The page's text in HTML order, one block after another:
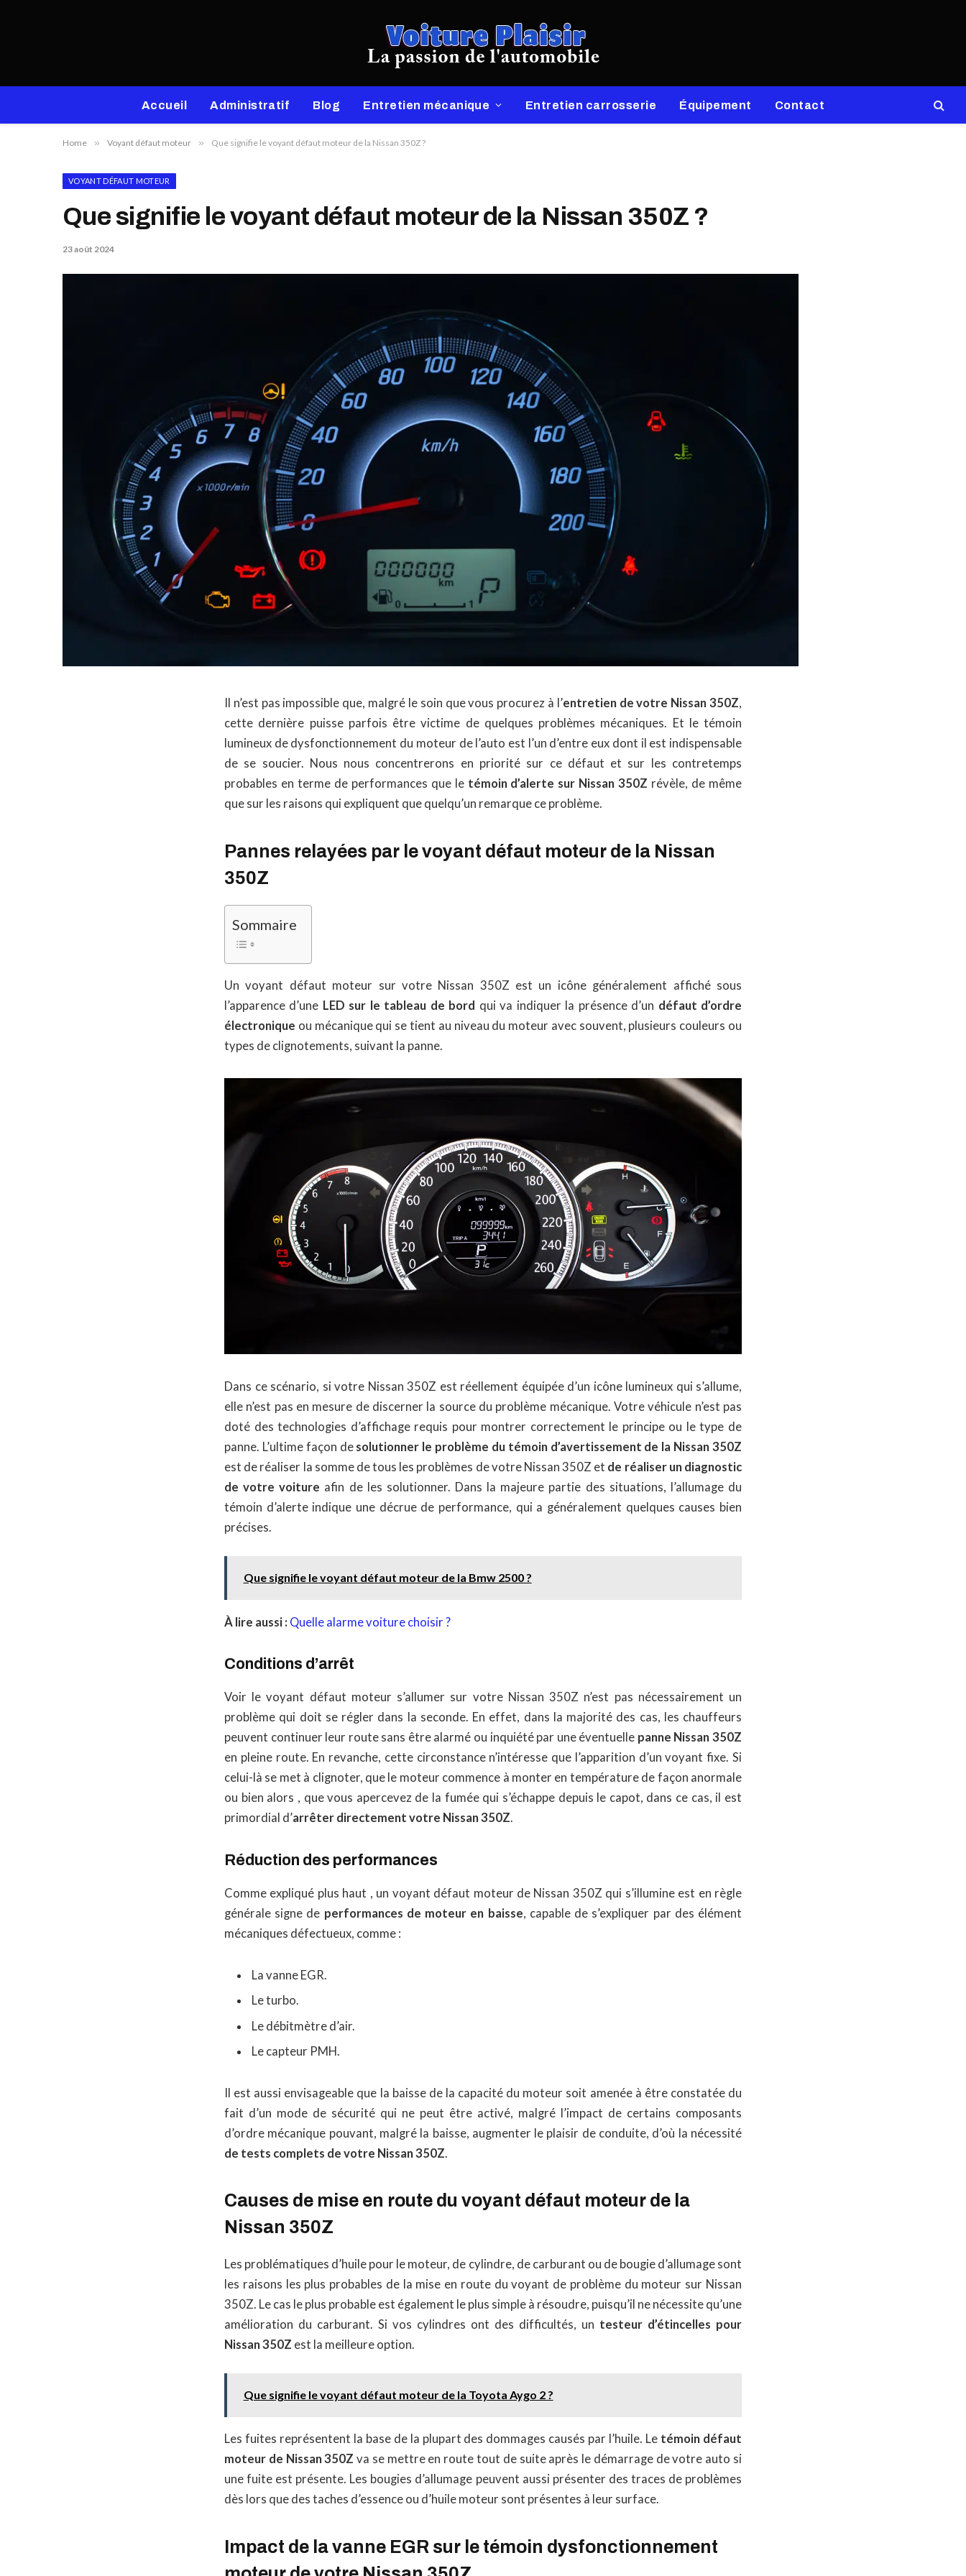
Accueil Administratif Blog Entretien mécanique Entretien carrosserie Équipement Contact
Home » Voyant défaut moteur » Que signifie le voyant défaut moteur de la Nissan 350Z ?
VOYANT DÉFAUT MOTEUR
Que signifie le voyant défaut moteur de la Nissan 350Z ?
23 août 2024
Il n’est pas impossible que, malgré le soin que vous procurez à l’entretien de votre Nissan 350Z,
cette dernière puisse parfois être victime de quelques problèmes mécaniques. Et le témoin
lumineux de dysfonctionnement du moteur de l’auto est l’un d’entre eux dont il est indispensable
de se soucier. Nous nous concentrerons en priorité sur ce défaut et sur les contretemps
probables en terme de performances que le témoin d’alerte sur Nissan 350Z révèle, de même
que sur les raisons qui expliquent que quelqu’un remarque ce problème.
Pannes relayées par le voyant défaut moteur de la Nissan
350Z
Sommaire
Un voyant défaut moteur sur votre Nissan 350Z est un icône généralement affiché sous
l’apparence d’une LED sur le tableau de bord qui va indiquer la présence d’un défaut d’ordre
électronique ou mécanique qui se tient au niveau du moteur avec souvent, plusieurs couleurs ou
types de clignotements, suivant la panne.
Dans ce scénario, si votre Nissan 350Z est réellement équipée d’un icône lumineux qui s’allume,
elle n’est pas en mesure de discerner la source du problème mécanique. Votre véhicule n’est pas
doté des technologies d’affichage requis pour montrer correctement le principe ou le type de
panne. L’ultime façon desolutionner le problème du témoin d’avertissement de la Nissan 350Z
est de réaliser la somme de tous les problèmes de votre Nissan 350Z et de réaliser un diagnostic
de votre voiture afin de les solutionner. Dans la majeure partie des situations, l’allumage du
témoin d’alerte indique une décrue de performance, qui a généralement quelques causes bien
précises.
Que signifie le voyant défaut moteur de la Bmw 2500 ?
À lire aussi : Quelle alarme voiture choisir ?
Conditions d’arrêt
Voir le voyant défaut moteur s’allumer sur votre Nissan 350Z n’est pas nécessairement un
problème qui doit se régler dans la seconde. En effet, dans la majorité des cas, les chauffeurs
peuvent continuer leur route sans être alarmé ou inquiété par une éventuelle panne Nissan 350Z
en pleine route. En revanche, cette circonstance n’intéresse que l’apparition d’un voyant fixe. Si
celui-là se met à clignoter, que le moteur commence à monter en température de façon anormale
ou bien alors , que vous apercevez de la fumée qui s’échappe depuis le capot, dans ce cas, il est
primordial d’arrêter directement votre Nissan 350Z.
Réduction des performances
Comme expliqué plus haut , un voyant défaut moteur de Nissan 350Z qui s’illumine est en règle
générale signe de performances de moteur en baisse, capable de s’expliquer par des élément
mécaniques défectueux, comme :
La vanne EGR.
Le turbo.
Le débitmètre d’air.
Le capteur PMH.
Il est aussi envisageable que la baisse de la capacité du moteur soit amenée à être constatée du
fait d’un mode de sécurité qui ne peut être activé, malgré l’impact de certains composants
d’ordre mécanique pouvant, malgré la baisse, augmenter le plaisir de conduite, d’où la nécessité
de tests complets de votre Nissan 350Z.
Causes de mise en route du voyant défaut moteur de la
Nissan 350Z
Les problématiques d’huile pour le moteur, de cylindre, de carburant ou de bougie d’allumage sont
les raisons les plus probables de la mise en route du voyant de problème du moteur sur Nissan
350Z. Le cas le plus probable est également le plus simple à résoudre, puisqu’il ne nécessite qu’une
amélioration du carburant. Si vos cylindres ont des difficultés, un testeur d’étincelles pour
Nissan 350Z est la meilleure option.
Que signifie le voyant défaut moteur de la Toyota Aygo 2 ?
Les fuites représentent la base de la plupart des dommages causés par l’huile. Le témoin défaut
moteur de Nissan 350Z va se mettre en route tout de suite après le démarrage de votre auto si
une fuite est présente. Les bougies d’allumage peuvent aussi présenter des traces de problèmes
dès lors que des taches d’essence ou d’huile moteur sont présentes à leur surface.
Impact de la vanne EGR sur le témoin dysfonctionnement